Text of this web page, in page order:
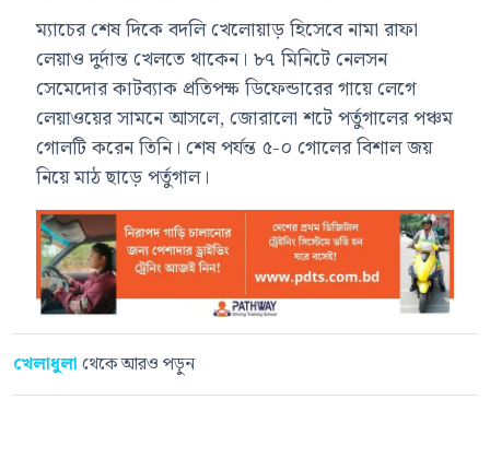
ম্যাচের শেষ দিকে বদলি খেলোয়াড় হিসেবে নামা রাফা
লেয়াও দুর্দান্ত খেলতে থাকেন। ৮৭ মিনিটে নেলসন
সেমেদোর কাটব্যাক প্রতিপক্ষ ডিফেন্ডারের গায়ে লেগে
লেয়াওয়ের সামনে আসলে, জোরালো শটে পর্তুগালের পঞ্চম
গোলটি করেন তিনি। শেষ পর্যন্ত ৫-০ গোলের বিশাল জয়
নিয়ে মাঠ ছাড়ে পর্তুগাল।
খেলাধুলা থেকে আরও পড়ুন